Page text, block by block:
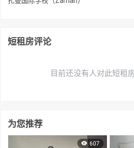
短租房评论
目前还没有人对此短租
为您推荐
607